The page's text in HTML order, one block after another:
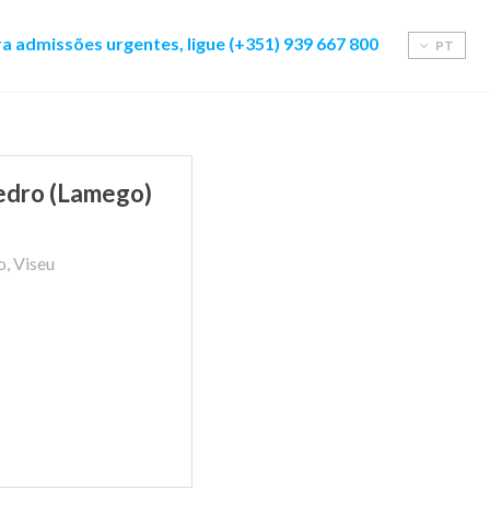
PT
admissões urgentes, ligue (+351) 939 667 800
(Lamego)
Viseu